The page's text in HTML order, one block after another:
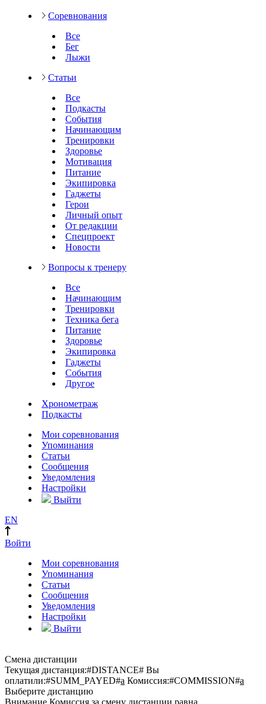
Соревнования
Все
Бег
Лыжи
Статьи
Все
Подкасты
События
Начинающим
Тренировки
Здоровье
Мотивация
Питание
Экипировка
Гаджеты
Герои
Личный опыт
От редакции
Спецпроект
Новости
Вопросы к тренеру
Все
Начинающим
Тренировки
Техника бега
Питание
Здоровье
Экипировка
Гаджеты
События
Другое
Хронометраж
Подкасты
Мои соревнования
Упоминания
Статьи
Сообщения
Уведомления
Настройки
Выйти
EN
Войти
Мои соревнования
Упоминания
Статьи
Сообщения
Уведомления
Настройки
Выйти
Смена дистанции
Текущая дистанция:#DISTANCE# Вы
оплатили:#SUMM_PAYED#a Комиссия:#COMMISSION#a
Выберите дистанцию
Внимание Комиссия за смену дистанции равна